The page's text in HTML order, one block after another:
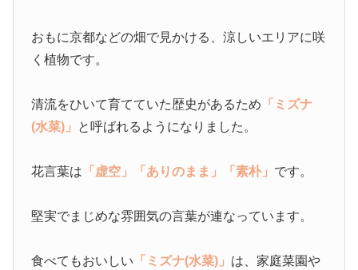
おもに京都などの畑で見かける、涼しいエリアに咲
く植物です。
清流をひいて育てていた歴史があるため 「ミズナ
(水菜)」 と呼ばれるようになりました。
花言葉は 「虚空」 「ありのまま」 「素朴」 です。
堅実でまじめな雰囲気の言葉が連なっています。
食べてもおいしい 「ミズナ(水菜)」 は、家庭菜園や